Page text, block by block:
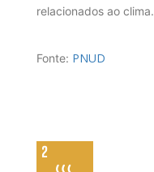
relacionados ao clima.
Fonte: PNUD